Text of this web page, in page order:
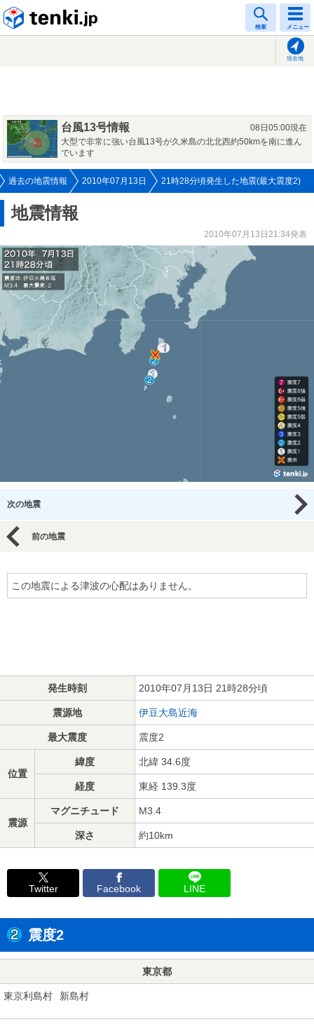
検索 メニュー
現在地
台風13号情報
08日05:00現在
大型で非常に強い台風13号が久米島の北北西約50kmを南に進ん
でいます
過去の地震情報 2010年07月13日 21時28分頃発生した地震(最大震度2)
地震情報
2010年07月13日21:34発表
次の地震
前の地震
この地震による津波の心配はありません。
発生時刻 2010年07月13日 21時28分頃
震源地 伊豆大島近海
最大震度 震度2
位置
緯度 北緯 34.6度
経度 東経 139.3度
震源
マグニチュード M3.4
深さ 約10km
Twitter Facebook LINE
震度2
東京都
東京利島村 新島村